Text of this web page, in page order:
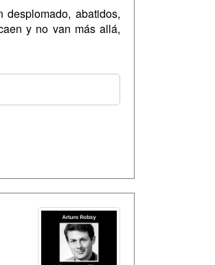
abatidos,
y no van más allá,